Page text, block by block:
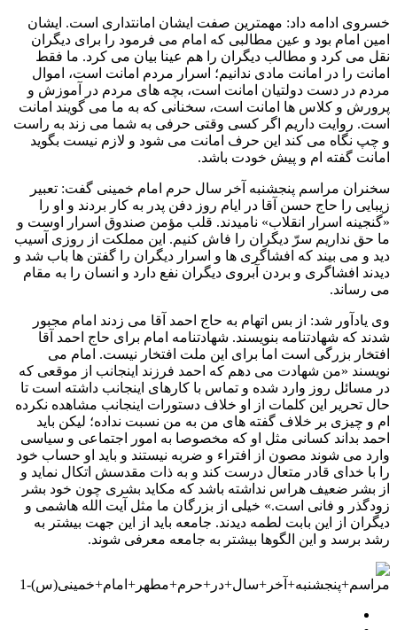
خسروی ادامه داد: مهمترین صفت ایشان امانتداری است. ایشان
امین امام بود و عین مطالبی که امام می فرمود را برای دیگران
نقل می کرد و مطالب دیگران را هم عینا بیان می کرد. ما فقط
امانت را در امانت مادی ندانیم؛ اسرار مردم امانت است، اموال
مردم در دست دولتیان امانت است، بچه های مردم در آموزش و
پرورش و کلاس ها امانت است، سخنانی که به ما می گویند امانت
است. روایت داریم اگر کسی وقتی حرفی به شما می زند به راست
و چپ نگاه می کند این حرف امانت می شود و لازم نیست بگوید
امانت گفته ام و پیش خودت باشد.
سخنران مراسم پنجشنبه آخر سال حرم امام خمینی گفت: تعبیر
زیبایی را حاج حسن آقا در ایام روز دفن پدر به کار بردند و او را
«گنجینه اسرار انقلاب» نامیدند. قلب مؤمن صندوق اسرار اوست و
ما حق نداریم سرّ دیگران را فاش کنیم. این مملکت از روزی آسیب
دید و می بیند که افشاگری ها و اسرار دیگران را گفتن ها باب شد و
دیدند افشاگری و بردن آبروی دیگران نفع دارد و انسان را به مقام
می رساند.
وی یادآور شد: از بس اتهام به حاج احمد آقا می زدند امام مجبور
شدند که شهادتنامه بنویسند. شهادتنامه امام برای حاج احمد آقا
افتخار بزرگی است اما برای این ملت افتخار نیست. امام می
نویسند «من شهادت می دهم که احمد فرزند اینجانب از موقعی که
در مسائل روز وارد شده و تماس با کارهای اینجانب داشته است تا
حال تحریر این کلمات از او خلاف دستورات اینجانب مشاهده نکرده
ام و چیزی بر خلاف گفته های من به من نسبت نداده؛ لیکن باید
احمد بداند کسانی مثل او که مخصوصا به امور اجتماعی و سیاسی
وارد می شوند مصون از افتراء و ضربه نیستند و باید او حساب خود
را با خدای قادر متعال درست کند و به ذات مقدسش اتکال نماید و
از بشر ضعیف هراس نداشته باشد که مکاید بشری چون خود بشر
زودگذر و فانی است.» خیلی از بزرگان ما مثل آیت الله هاشمی و
دیگران از این بابت لطمه دیدند. جامعه باید از این جهت بیشتر به
رشد برسد و این الگوها بیشتر به جامعه معرفی شوند.